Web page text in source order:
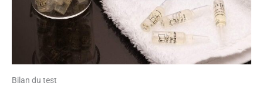
Bilan du test